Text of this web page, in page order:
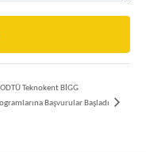
ODTÜ Teknokent BİGG
Başvurular Başladı